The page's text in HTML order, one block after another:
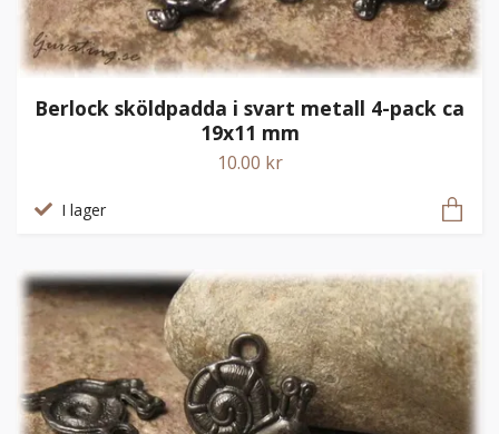
Berlock sköldpadda i svart metall 4-pack ca
19x11 mm
10.00 kr
I lager